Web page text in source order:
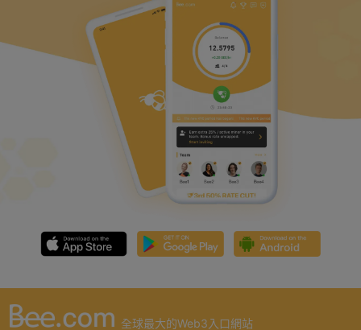
全球最大的Web3入口網站